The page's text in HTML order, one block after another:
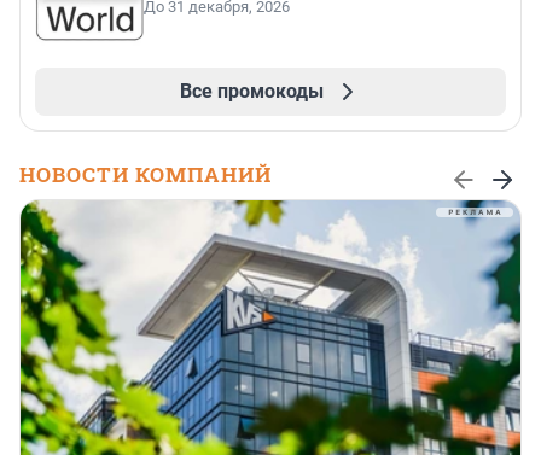
До 31 декабря, 2026
Все промокоды
НОВОСТИ КОМПАНИЙ